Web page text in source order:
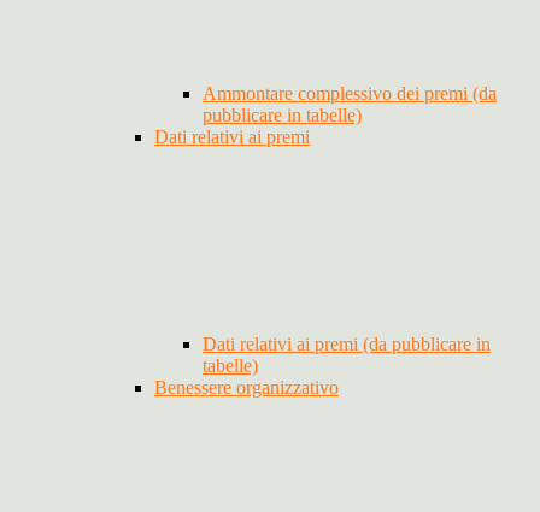
Ammontare complessivo dei premi (da
pubblicare in tabelle)
Dati relativi ai premi
Dati relativi ai premi (da pubblicare in
tabelle)
Benessere organizzativo